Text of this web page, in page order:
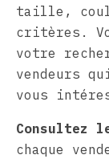
taille,
critères.
votre
vendeurs
vous
Consultez
chaque